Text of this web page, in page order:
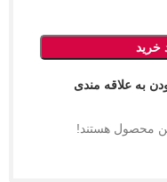
خرید
به علاقه مندی
محصول هستند!